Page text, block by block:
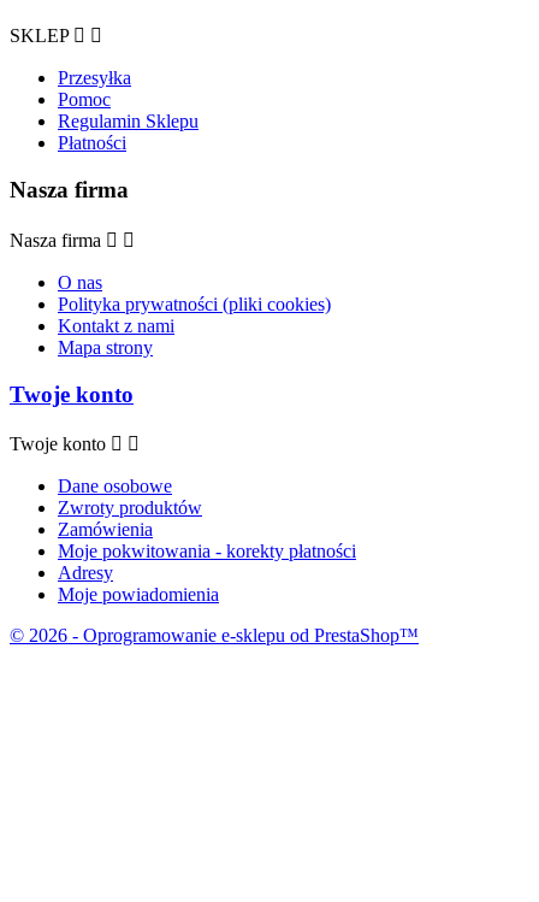
SKLEP  
Przesyłka
Pomoc
Regulamin Sklepu
Płatności
Nasza firma
Nasza firma  
O nas
Polityka prywatności (pliki cookies)
Kontakt z nami
Mapa strony
Twoje konto
Twoje konto  
Dane osobowe
Zwroty produktów
Zamówienia
Moje pokwitowania - korekty płatności
Adresy
Moje powiadomienia
© 2026 - Oprogramowanie e-sklepu od PrestaShop™